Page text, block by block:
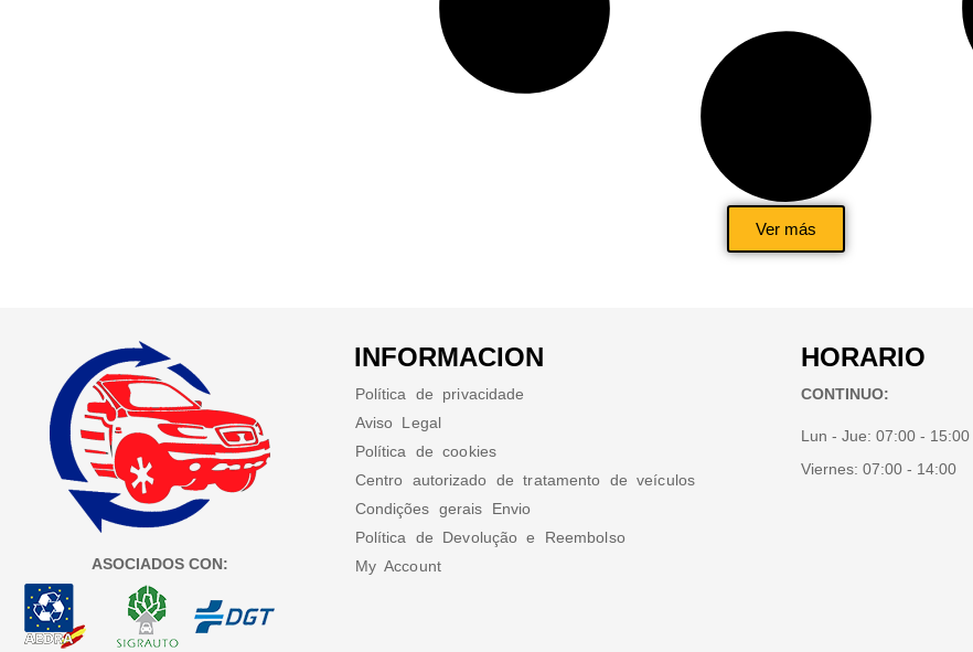
Ver más
ASOCIADOS CON:
INFORMACION
Política de privacidade
Aviso Legal
Política de cookies
Centro autorizado de tratamento de veículos
Condições gerais Envio
Política de Devolução e Reembolso
My Account
HORARIO
CONTINUO:
Lun - Jue:07:00 - 15:00
Viernes:07:00 - 14:00